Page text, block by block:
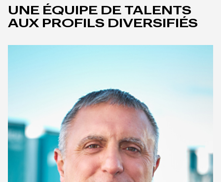
UNE ÉQUIPE DE TALENTS
AUX PROFILS DIVERSIFIÉS